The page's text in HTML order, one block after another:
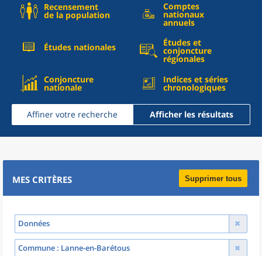
Recensement
de la population
Comptes
nationaux
annuels
Études nationales Études et
conjoncture
régionales
Conjoncture
nationale
Indices et séries
chronologiques
Affiner votre recherche Afficher les résultats
MES CRITÈRES Supprimer tous
Données
Commune : Lanne-en-Barétous